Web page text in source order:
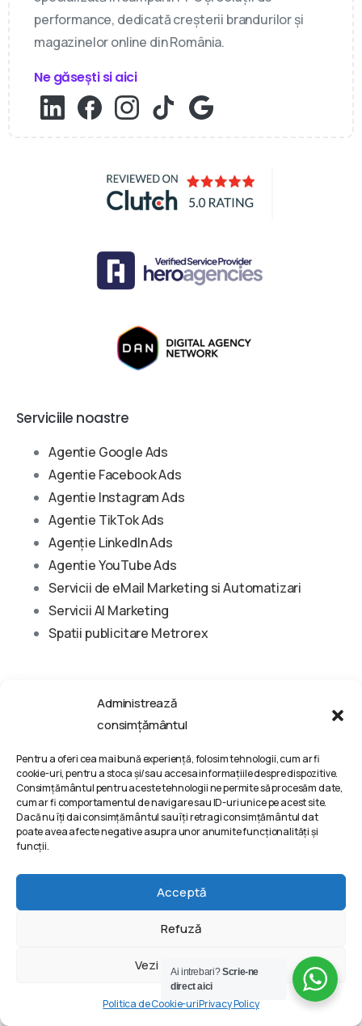
Administrează
consimțământul
Pentru a oferi cea mai bună experiență, folosim tehnologii, cum ar fi
cookie-uri, pentru a stoca și/sau accesa informațiile despre dispozitive.
Consimțământul pentru aceste tehnologii ne permite să procesăm date,
cum ar fi comportamentul de navigare sau ID-uri unice pe acest site.
Dacă nu îți dai consimțământul sau îți retragi consimțământul dat
poate avea afecte negative asupra unor anumite funcționalități și
funcții.
Acceptă
Refuză
Vezi preferințele
Politica de Cookie-uriPrivacy Policy
performance, dedicată creșterii brandurilor și
magazinelor online din România.
Ne găsești si aici
Serviciile noastre
Agentie Google Ads
Agentie Facebook Ads
Agentie Instagram Ads
Agentie TikTok Ads
Agenție LinkedIn Ads
Agentie YouTube Ads
Servicii de eMail Marketing si Automatizari
Servicii AI Marketing
Spatii publicitare Metrorex
Joburi in digital marketing
Contact
Informatii companie
VIVINET PRO SRL
Discuta cu un consultant
Termeni si conditii
Ai intrebari?Scrie-ne
direct aici